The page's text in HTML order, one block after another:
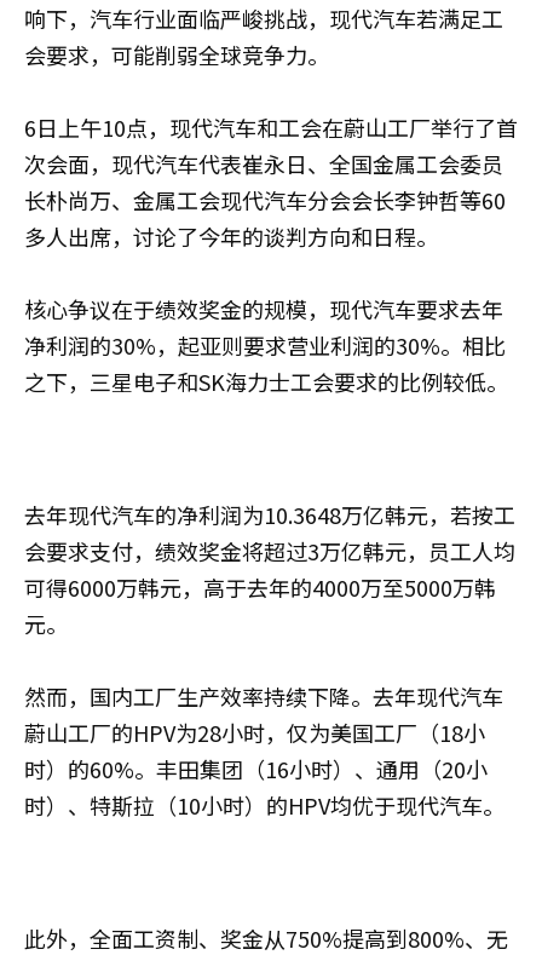
响下，汽车行业面临严峻挑战，现代汽车若满足工
会要求，可能削弱全球竞争力。
6日上午10点，现代汽车和工会在蔚山工厂举行了首
次会面，现代汽车代表崔永日、全国金属工会委员
长朴尚万、金属工会现代汽车分会会长李钟哲等60
多人出席，讨论了今年的谈判方向和日程。
核心争议在于绩效奖金的规模，现代汽车要求去年
净利润的30%，起亚则要求营业利润的30%。相比
之下，三星电子和SK海力士工会要求的比例较低。
去年现代汽车的净利润为10.3648万亿韩元，若按工
会要求支付，绩效奖金将超过3万亿韩元，员工人均
可得6000万韩元，高于去年的4000万至5000万韩
元。
然而，国内工厂生产效率持续下降。去年现代汽车
蔚山工厂的HPV为28小时，仅为美国工厂（18小
时）的60%。丰田集团（16小时）、通用（20小
时）、特斯拉（10小时）的HPV均优于现代汽车。
此外，全面工资制、奖金从750%提高到800%、无